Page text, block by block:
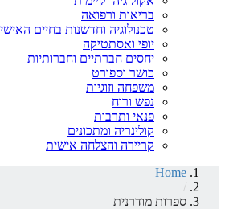
בריאות ורפואה
טכנולוגיה וחדשנות בחיים
יופי ואסתטיקה
יחסים חברתיים וחברותיות
כושר וספורט
משפחה וזוגיות
נפש ורוח
פנאי ותרבות
קולינריה ומתכונים
קריירה והצלחה אישית
Home
/
ספרות מודרנית